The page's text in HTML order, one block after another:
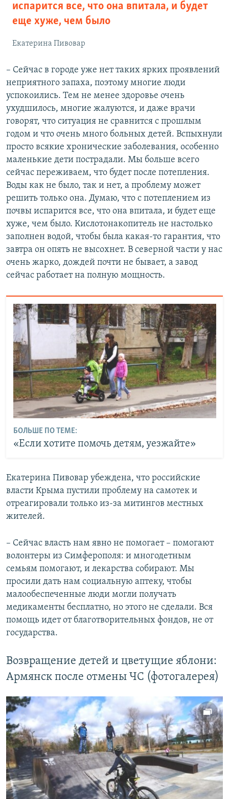
испарится все, что она впитала, и будет
еще хуже, чем было
Екатерина Пивовар
– Сейчас в городе уже нет таких ярких проявлений
неприятного запаха, поэтому многие люди
успокоились. Тем не менее здоровье очень
ухудшилось, многие жалуются, и даже врачи
говорят, что ситуация не сравнится с прошлым
годом и что очень много больных детей. Вспыхнули
просто всякие хронические заболевания, особенно
маленькие дети пострадали. Мы больше всего
сейчас переживаем, что будет после потепления.
Воды как не было, так и нет, а проблему может
решить только она. Думаю, что с потеплением из
почвы испарится все, что она впитала, и будет еще
хуже, чем было. Кислотонакопитель не настолько
заполнен водой, чтобы была какая-то гарантия, что
завтра он опять не высохнет. В северной части у нас
очень жарко, дождей почти не бывает, а завод
сейчас работает на полную мощность.
БОЛЬШЕ ПО ТЕМЕ:
«Если хотите помочь детям, уезжайте»
Екатерина Пивовар убеждена, что российские
власти Крыма пустили проблему на самотек и
отреагировали только из-за митингов местных
жителей.
– Сейчас власть нам явно не помогает – помогают
волонтеры из Симферополя: и многодетным
семьям помогают, и лекарства собирают. Мы
просили дать нам социальную аптеку, чтобы
малообеспеченные люди могли получать
медикаменты бесплатно, но этого не сделали. Вся
помощь идет от благотворительных фондов, не от
государства.
Возвращение детей и цветущие яблони:
Армянск после отмены ЧС (фотогалерея)